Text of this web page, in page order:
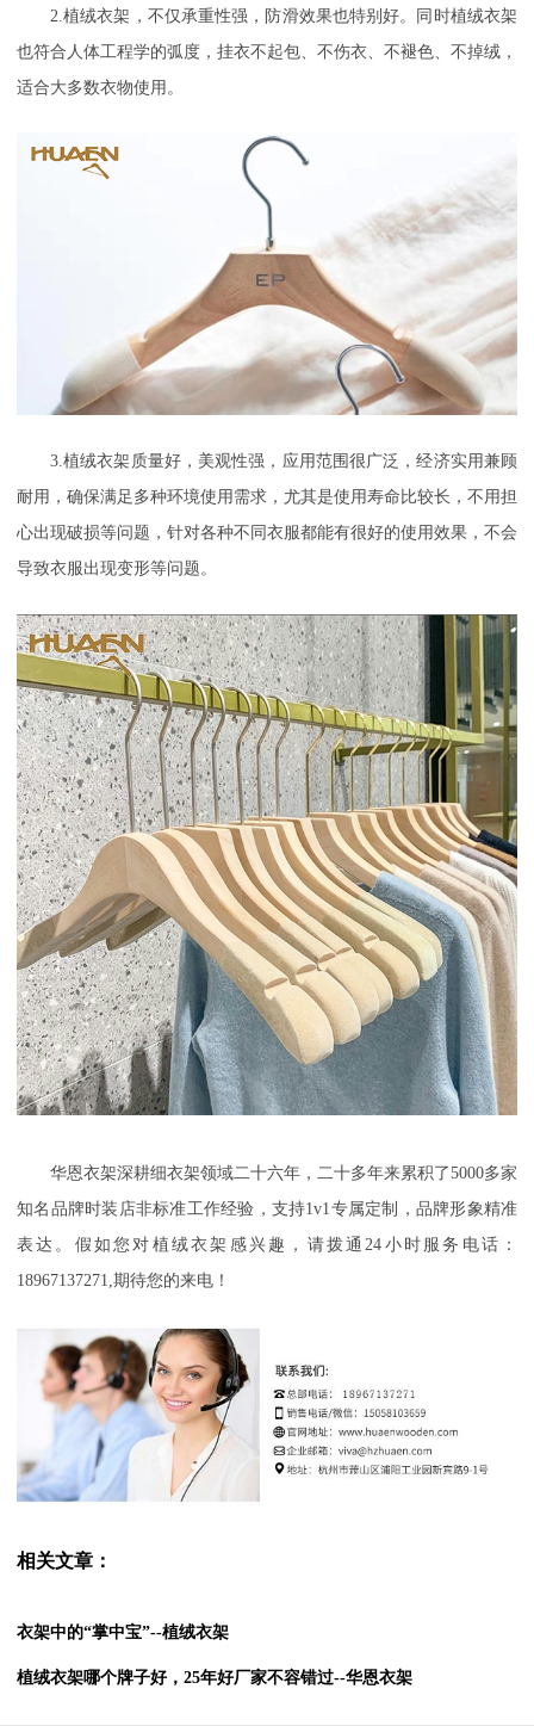
2.植绒衣架，不仅承重性强，防滑效果也特别好。同时植绒衣架
也符合人体工程学的弧度，挂衣不起包、不伤衣、不褪色、不掉绒，
适合大多数衣物使用。
3.植绒衣架质量好，美观性强，应用范围很广泛，经济实用兼顾
耐用，确保满足多种环境使用需求，尤其是使用寿命比较长，不用担
心出现破损等问题，针对各种不同衣服都能有很好的使用效果，不会
导致衣服出现变形等问题。
华恩衣架深耕细衣架领域二十六年，二十多年来累积了5000多家
知名品牌时装店非标准工作经验，支持1v1专属定制，品牌形象精准
表达。假如您对植绒衣架感兴趣，请拨通24小时服务电话：
18967137271,期待您的来电！
相关文章：
衣架中的“掌中宝”--植绒衣架
植绒衣架哪个牌子好，25年好厂家不容错过--华恩衣架